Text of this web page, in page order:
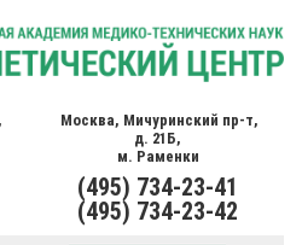
Москва, Мичуринский пр-т,
д. 21Б,
м. Раменки
(495) 734-23-41
(495) 734-23-42